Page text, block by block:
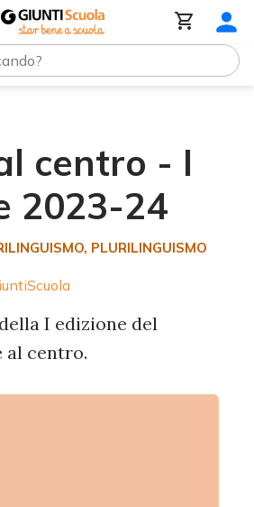
centro - I
2023-24
, PLURILINGUISMO
I edizione del
al centro.